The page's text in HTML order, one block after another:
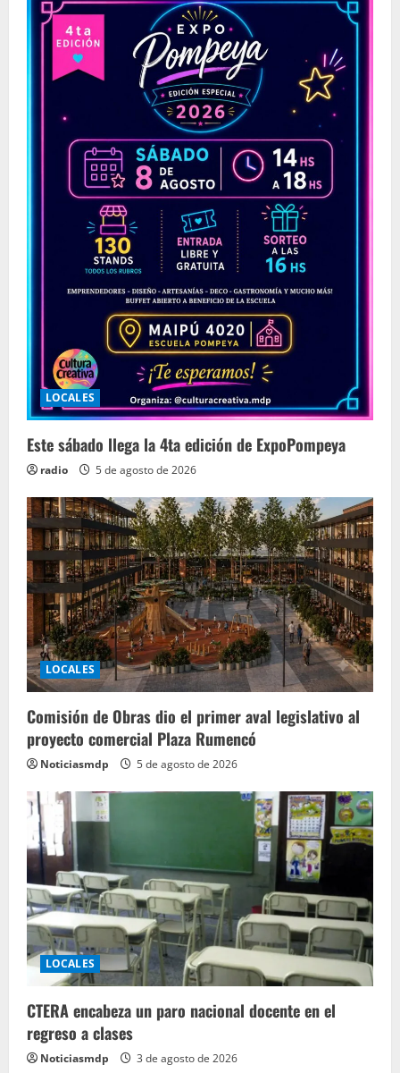
LOCALES
Este sábado llega la 4ta edición de ExpoPompeya
radio 5 de agosto de 2026
LOCALES
Comisión de Obras dio el primer aval legislativo al
proyecto comercial Plaza Rumencó
Noticiasmdp 5 de agosto de 2026
LOCALES
CTERA encabeza un paro nacional docente en el
regreso a clases
Noticiasmdp 3 de agosto de 2026